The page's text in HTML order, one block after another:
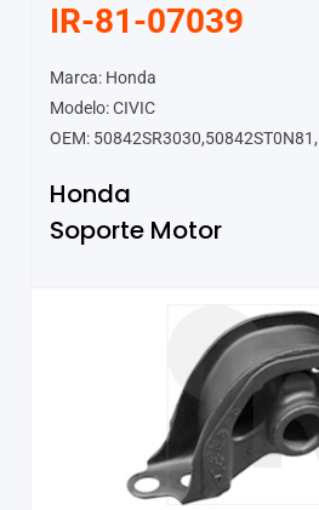
IR-81-07039
Marca: Honda
Modelo: CIVIC
OEM:
Honda
Soporte Motor